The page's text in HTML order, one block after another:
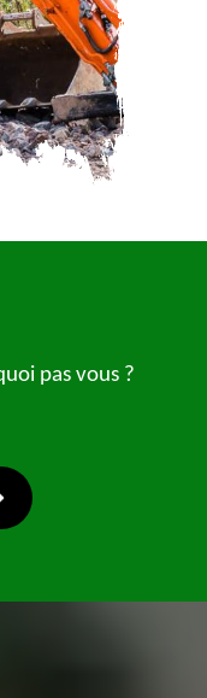
pas vous ?